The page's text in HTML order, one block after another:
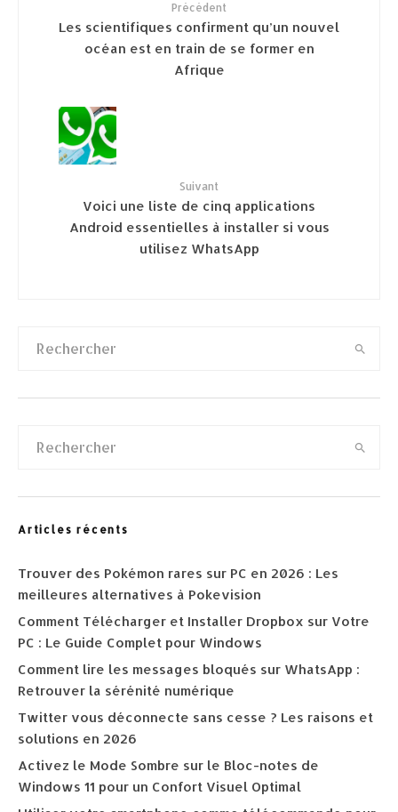
Précédent
Les scientifiques confirment qu’un nouvel
océan est en train de se former en
Afrique
Suivant
Voici une liste de cinq applications
Android essentielles à installer si vous
utilisez WhatsApp
Articles récents
Trouver des Pokémon rares sur PC en 2026 : Les
meilleures alternatives à Pokevision
Comment Télécharger et Installer Dropbox sur Votre
PC : Le Guide Complet pour Windows
Comment lire les messages bloqués sur WhatsApp :
Retrouver la sérénité numérique
Twitter vous déconnecte sans cesse ? Les raisons et
solutions en 2026
Activez le Mode Sombre sur le Bloc-notes de
Windows 11 pour un Confort Visuel Optimal